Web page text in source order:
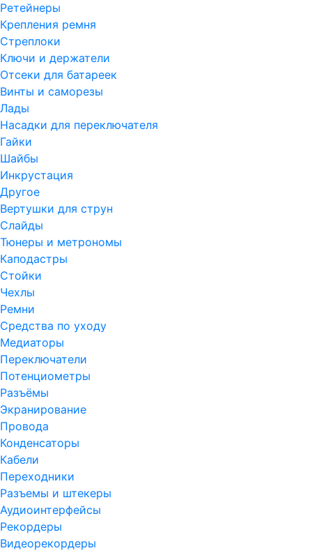
Ретейнеры
Крепления ремня
Стреплоки
Ключи и держатели
Отсеки для батареек
Винты и саморезы
Лады
Насадки для переключателя
Гайки
Шайбы
Инкрустация
Другое
Вертушки для струн
Слайды
Тюнеры и метрономы
Каподастры
Стойки
Чехлы
Ремни
Средства по уходу
Медиаторы
Переключатели
Потенциометры
Разъёмы
Экранирование
Провода
Конденсаторы
Кабели
Переходники
Разъемы и штекеры
Аудиоинтерфейсы
Рекордеры
Видеорекордеры